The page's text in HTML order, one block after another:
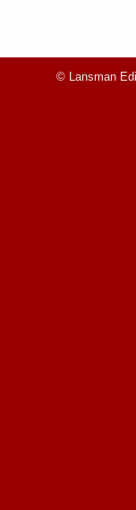
© Lansman